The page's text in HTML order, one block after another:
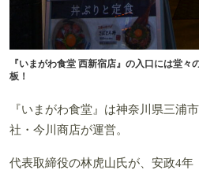
『いまがわ食堂 西新宿店』の入口には堂
板！
『いまがわ食堂』は神奈川県三浦
社・今川商店が運営。
代表取締役の林虎山氏が、安政4年